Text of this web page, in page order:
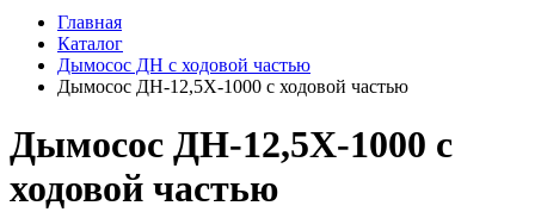
Главная
Каталог
Дымосос ДН с ходовой частью
Дымосос ДН-12,5Х-1000 с ходовой частью
Дымосос ДН-12,5Х-1000 с
ходовой частью